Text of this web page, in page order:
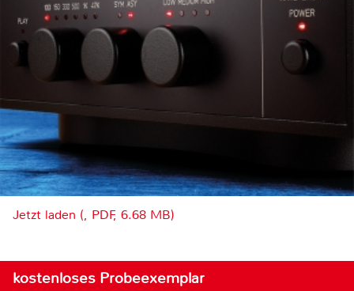
Jetzt laden (, PDF, 6.68 MB)
kostenloses Probeexemplar